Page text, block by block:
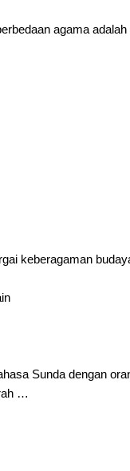
agama adalah
keberagaman
Sunda dengan
…